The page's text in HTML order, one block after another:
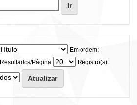
Em ordem:
Resultados/Página
Registro(s):